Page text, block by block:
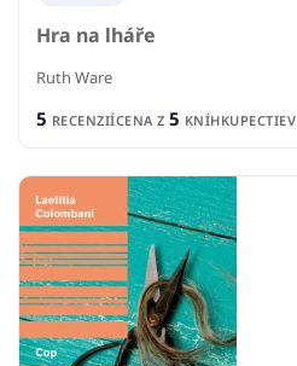
Hra na lháře
Ruth Ware
5 RECENZIÍCENA Z 5 KNÍHKUPECTIEV